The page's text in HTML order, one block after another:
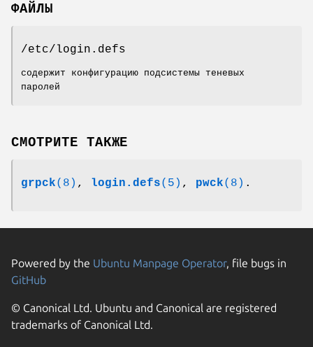
ФАЙЛЫ
/etc/login.defs
содержит конфигурацию подсистемы теневых
паролей
СМОТРИТЕ ТАКЖЕ
grpck(8) , login.defs(5) , pwck(8) .
Powered by the Ubuntu Manpage Operator, file bugs in
GitHub
© Canonical Ltd. Ubuntu and Canonical are registered
trademarks of Canonical Ltd.